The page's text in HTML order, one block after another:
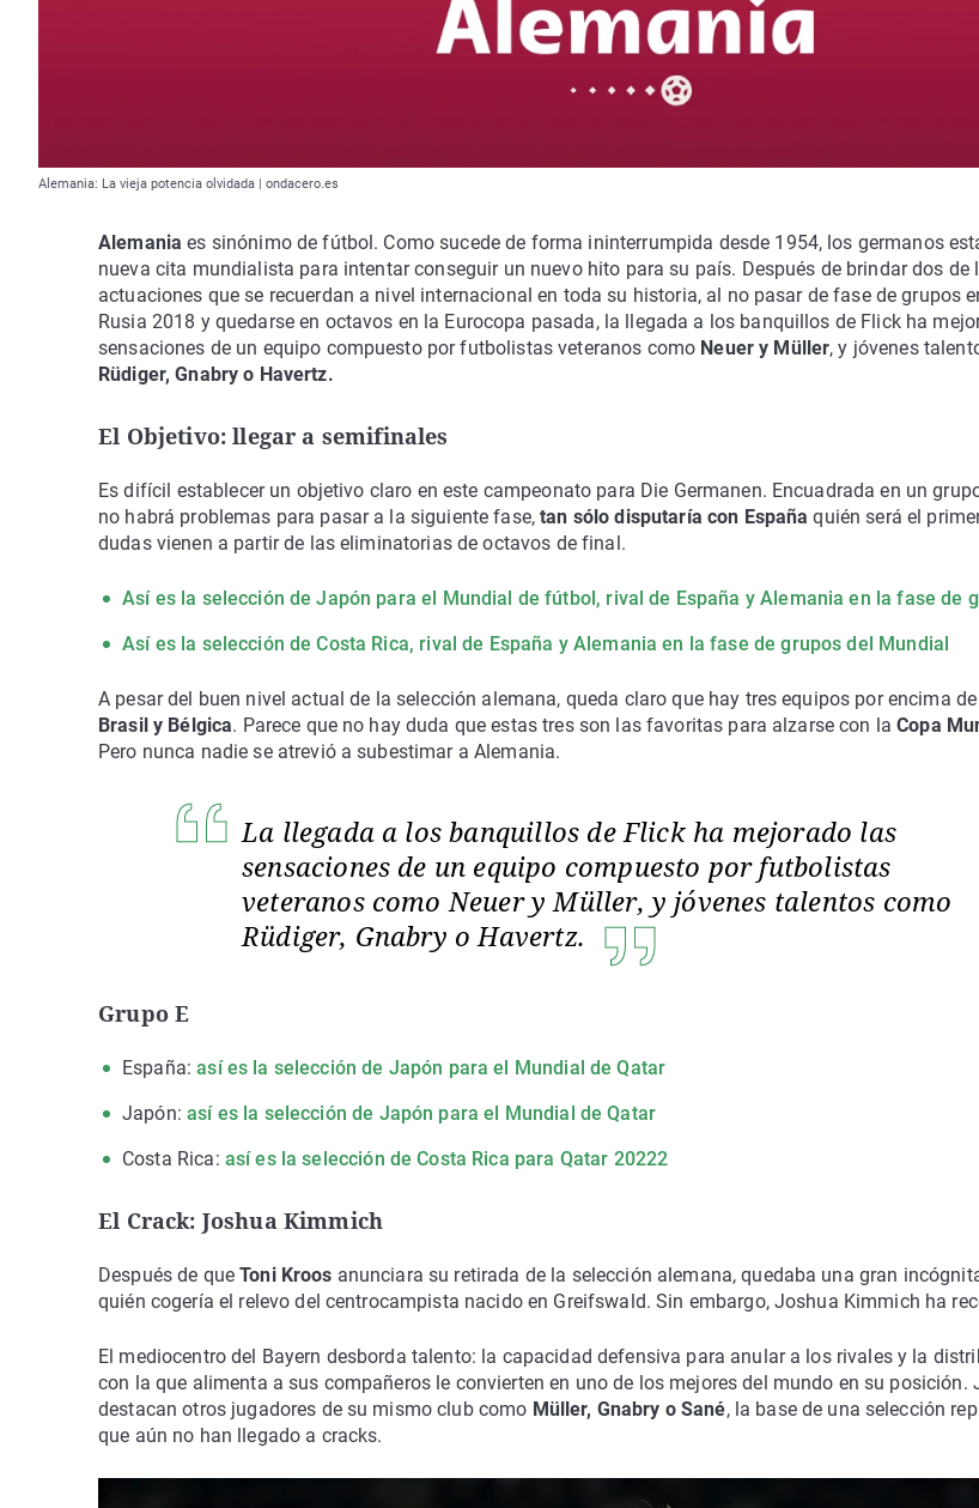
Alemania: La vieja potencia olvidada | ondacero.es
Alemaniaes sinónimo de fútbol. Como sucede de forma ininterrumpida desde 1954, los germanos
nueva cita mundialista para intentar conseguir un nuevo hito para su país. Después de brindar dos de
actuaciones que se recuerdan a nivel internacional en toda su historia, al no pasar de fase de grupos
Rusia 2018 y quedarse en octavos en la Eurocopa pasada, la llegada a los banquillos de Flick ha
sensaciones de un equipo compuesto por futbolistas veteranos como Neuer y Müller, y jóvenes
Rüdiger, Gnabry o Havertz.
El Objetivo: llegar a semifinales
Es difícil establecer un objetivo claro en este campeonato para Die Germanen. Encuadrada en un
no habrá problemas para pasar a la siguiente fase,tan sólo disputaría con España quién será el
dudas vienen a partir de las eliminatorias de octavos de final.
Así es la selección de Japón para el Mundial de fútbol, rival de España y Alemania en la fase de
Así es la selección de Costa Rica, rival de España y Alemania en la fase de grupos del Mundial
A pesar del buen nivel actual de la selección alemana, queda claro que hay tres equipos por encima
Brasil y Bélgica. Parece que no hay duda que estas tres son las favoritas para alzarse con laCopa
Pero nunca nadie se atrevió a subestimar a Alemania.
La llegada a los banquillos de Flick ha mejorado las
sensaciones de un equipo compuesto por futbolistas
veteranos como Neuer y Müller, y jóvenes talentos como
Rüdiger, Gnabry o Havertz.
Grupo E
España:así es la selección de Japón para el Mundial de Qatar
Japón:así es la selección de Japón para el Mundial de Qatar
Costa Rica: así es la selección de Costa Rica para Qatar 20222
El Crack: Joshua Kimmich
Después de queToni Kroos anunciara su retirada de la selección alemana, quedaba una gran
quién cogería el relevo del centrocampista nacido en Greifswald. Sin embargo, Joshua Kimmich ha
El mediocentro del Bayern desborda talento: la capacidad defensiva para anular a los rivales y la
con la que alimenta a sus compañeros le convierten en uno de los mejores del mundo en su posición.
destacan otros jugadores de su mismo club como Müller, Gnabry o Sané, la base de una selección
que aún no han llegado a cracks.